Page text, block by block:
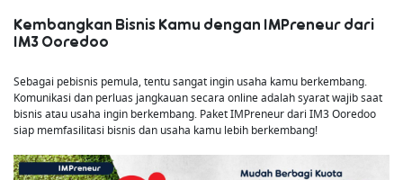
Kembangkan Bisnis Kamu dengan IMPreneur dari
IM3 Ooredoo
Sebagai pebisnis pemula, tentu sangat ingin usaha kamu berkembang.
Komunikasi dan perluas jangkauan secara online adalah syarat wajib saat
bisnis atau usaha ingin berkembang. Paket IMPreneur dari IM3 Ooredoo
siap memfasilitasi bisnis dan usaha kamu lebih berkembang!